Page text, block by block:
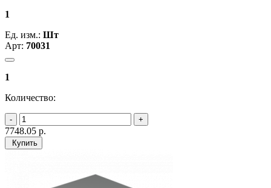
1
Ед. изм.: Шт
Арт: 70031
1
Количество:
7748.05 р.
Купить